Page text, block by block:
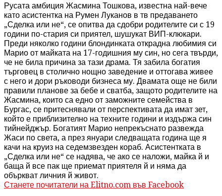
Русата амбиция Жасмина Тошкова, известна най-вече
като асистентка на Румен Луканов в тв предаването
„Сделка или не“, се опитва да сдобри родителите си с 19
години по-стария си приятел, шушукат ВИП-клюкари.
Преди няколко години блондинката открадна любимия си
Марио от майката на 17-годишния му син, но сега твърди,
че не била причина за тази драма. Тя забила богатия
търговец в столично нощно заведение и оттогава живее
с него и дори ръководи бизнеса му. Двамата още не били
правили планове за бебе и сватба, защото родителите на
Жасмина, които са едно от заможните семейства в
Бургас, се притеснявали от перспективата да имат зет,
който е приблизително на техните години и издържа син
тийнейджър. Богатият Марио непрекъснато развежда
Жаси по света, а през януари следващата година ще я
качи на круиз на седемзвезден кораб. Асистентката в
„Сделка или не“ се надява, че ако се наложи, майка й и
баща й все пак ще приемат приятеля й и няма да
объркват личния й живот.
Станете почитатели на Elitno.com във Facebook